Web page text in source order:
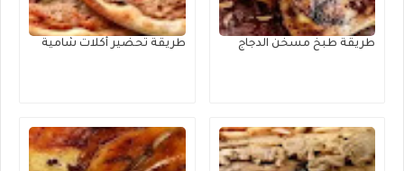
طريقة طبخ مسخن الدجاج طريقة تحضير أكلات شامية